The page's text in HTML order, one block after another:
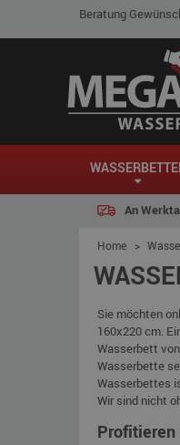
Beratung
An
Home >
Sie möchten
160x220 cm.
Wasserbett
Wasserbette
Wasserbettes
Wir sind nicht
Profitieren